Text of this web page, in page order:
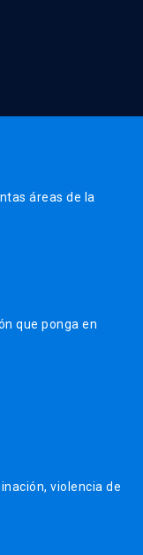
áreas de la
que ponga en
violencia de